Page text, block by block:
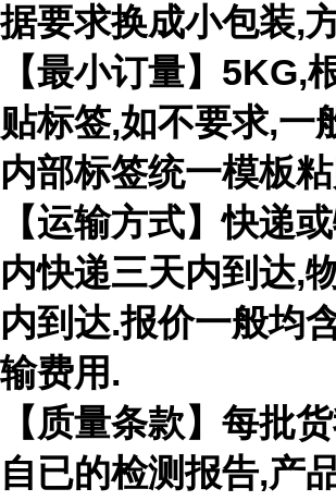
据要求换成小包装,
【最小订量】 5KG,
贴标签,如不要求,一
内部标签统一模板
【运输方式】快递
内快递三天内到达,
内到达.报价一般均
输费用 .
【质量条款】每批
自已的检测报告,产